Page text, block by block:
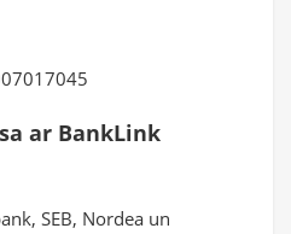
ar BankLink
SEB, Nordea un